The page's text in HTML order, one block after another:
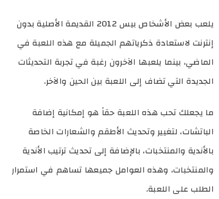
يلعب بعض الأشخاص بيس 2012 القديمة الأصلية بدون
إنترنت لاستعادة ذكرياتهم الجميلة مع هذه اللعبة في
الماضي، بينما يلعبها الآخرون رغبة في تجربة التحديثات
الجديدة التي تضاف إلى اللعبة بين الحين والآخر.
ما يجعلك تحب هذه اللعبة حقاً هو إمكانية إضافة
الباتشات، لتغيير وتحديث الأطقم والشعارات الخاصة
بالأندية والمنتخبات، بالإضافة إلى تحديث ترتيب الأندية
والمنتخبات، وهذه العوامل جميعها تساهم في استمرار
الطلب على اللعبة.